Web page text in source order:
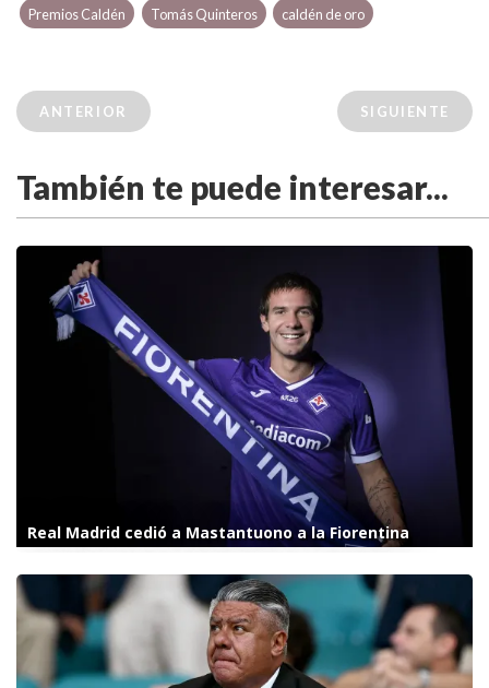
Premios Caldén Tomás Quinteros caldén de oro
ANTERIOR SIGUIENTE
También te puede interesar...
Real Madrid cedió a Mastantuono a la Fiorentina